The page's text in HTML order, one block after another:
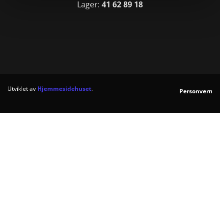
Lager: 41 62 89 18
Utviklet av Hjemmesidehuset. Personvern